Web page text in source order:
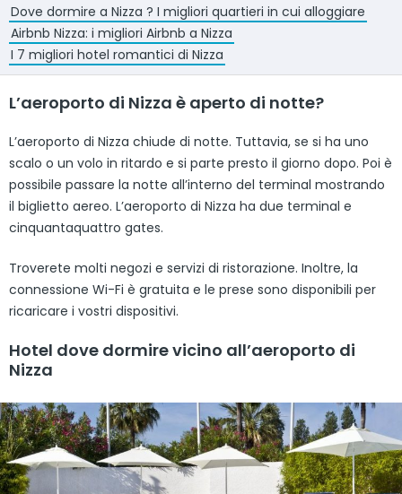
Dove dormire a Nizza ? I migliori quartieri in cui alloggiare
Airbnb Nizza: i migliori Airbnb a Nizza
I 7 migliori hotel romantici di Nizza
L’aeroporto di Nizza è aperto di notte?
L’aeroporto di Nizza chiude di notte. Tuttavia, se si ha uno
scalo o un volo in ritardo e si parte presto il giorno dopo. Poi è
possibile passare la notte all’interno del terminal mostrando
il biglietto aereo. L’aeroporto di Nizza ha due terminal e
cinquantaquattro gates.
Troverete molti negozi e servizi di ristorazione. Inoltre, la
connessione Wi-Fi è gratuita e le prese sono disponibili per
ricaricare i vostri dispositivi.
Hotel dove dormire vicino all’aeroporto di
Nizza